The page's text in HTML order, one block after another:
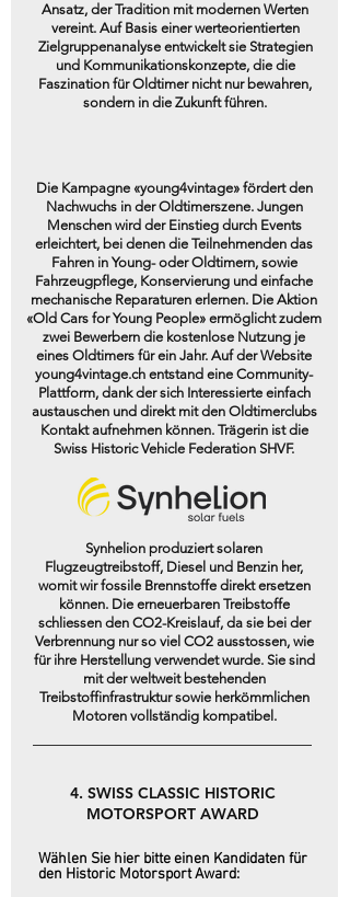
Ansatz, der Tradition mit modernen Werten
vereint. Auf Basis einer werteorientierten
Zielgruppenanalyse entwickelt sie Strategien
und Kommunikationskonzepte, die die
Faszination für Oldtimer nicht nur bewahren,
sondern in die Zukunft führen.
Die Kampagne «young4vintage» fördert den
Nachwuchs in der Oldtimerszene. Jungen
Menschen wird der Einstieg durch Events
erleichtert, bei denen die Teilnehmenden das
Fahren in Young- oder Oldtimern, sowie
Fahrzeugpflege, Konservierung und einfache
mechanische Reparaturen erlernen. Die Aktion
«Old Cars for Young People» ermöglicht zudem
zwei Bewerbern die kostenlose Nutzung je
eines Oldtimers für ein Jahr. Auf der Website
young4vintage.ch entstand eine Community-
Plattform, dank der sich Interessierte einfach
austauschen und direkt mit den Oldtimerclubs
Kontakt aufnehmen können. Trägerin ist die
Swiss Historic Vehicle Federation SHVF.
Synhelion produziert solaren
Flugzeugtreibstoff, Diesel und Benzin her,
womit wir fossile Brennstoffe direkt ersetzen
können. Die erneuerbaren Treibstoffe
schliessen den CO2-Kreislauf, da sie bei der
Verbrennung nur so viel CO2 ausstossen, wie
für ihre Herstellung verwendet wurde. Sie sind
mit der weltweit bestehenden
Treibstoffinfrastruktur sowie herkömmlichen
Motoren vollständig kompatibel.
4. SWISS CLASSIC HISTORIC
MOTORSPORT AWARD
Wählen Sie hier bitte einen Kandidaten für
den Historic Motorsport Award: